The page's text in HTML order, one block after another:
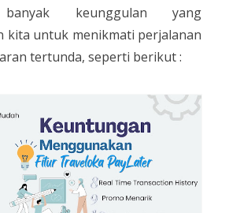
banyak keunggulan yang
kita untuk menikmati perjalanan
tertunda, seperti berikut :